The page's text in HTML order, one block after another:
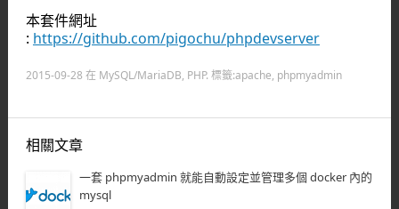
本套件網址
: https://github.com/pigochu/phpdevserver
2015-09-28 在 MySQL/MariaDB, PHP. 標籤:apache, phpmyadmin
相關文章
一套 phpmyadmin 就能自動設定並管理多個 docker 內的
mysql